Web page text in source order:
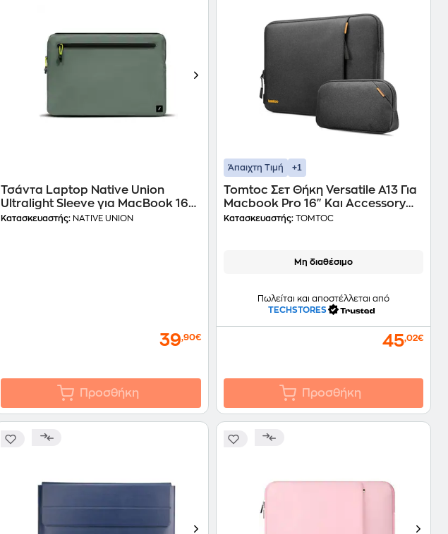
Τσάντα Laptop Native Union
Ultralight Sleeve για MacBook 16" -
Slate Green
Κατασκευαστής: NATIVE UNION
39,90€
Προσθήκη
Άπαιχτη Τιμή +1
Tomtoc Σετ Θήκη Versatile A13 Για
Macbook Pro 16" Και Accessory
Pouch Θήκη Για Αξεσουάρ Black
Κατασκευαστής:TOMTOC
Μη διαθέσιμο
Πωλείται και αποστέλλεται από
TECHSTORES
45,02€
Προσθήκη